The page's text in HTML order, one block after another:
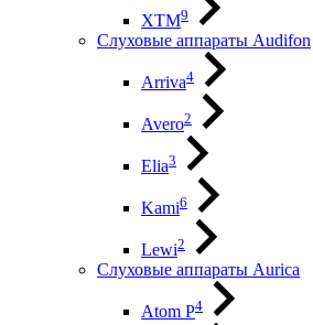
XTM9
Слуховые аппараты Audifon
Arriva4
Avero2
Elia3
Kami6
Lewi2
Слуховые аппараты Aurica
Atom P4